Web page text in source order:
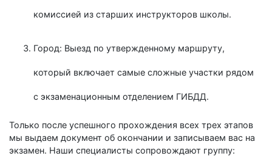
комиссией из старших инструкторов школы.
Город: Выезд по утвержденному маршруту,
который включает самые сложные участки рядом
с экзаменационным отделением ГИБДД.
Только после успешного прохождения всех трех этапов
мы выдаем документ об окончании и записываем вас на
экзамен. Наши специалисты сопровождают группу: